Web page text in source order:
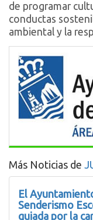
de programar
conductas
ambiental y la
Más Noticias de
El
Senderismo
guiada por la